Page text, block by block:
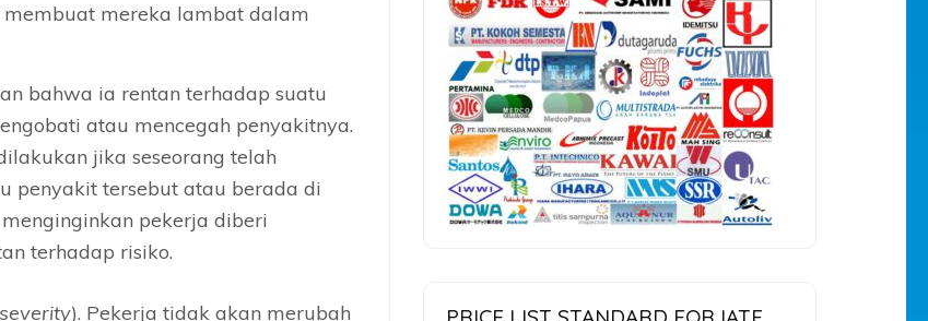
mereka lambat dalam
bahwa ia rentan terhadap suatu
atau mencegah penyakitnya.
jika seseorang telah
penyakit tersebut atau berada di
pekerja diberi
terhadap risiko.
). Pekerja tidak akan merubah